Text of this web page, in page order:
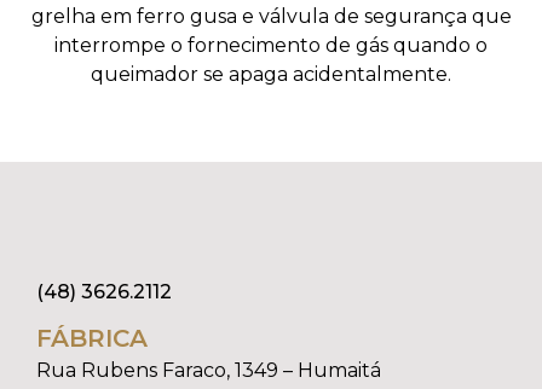
grelha em ferro gusa e válvula de segurança que
interrompe o fornecimento de gás quando o
queimador se apaga acidentalmente.
(48) 3626.2112
FÁBRICA
Rua Rubens Faraco, 1349 – Humaitá